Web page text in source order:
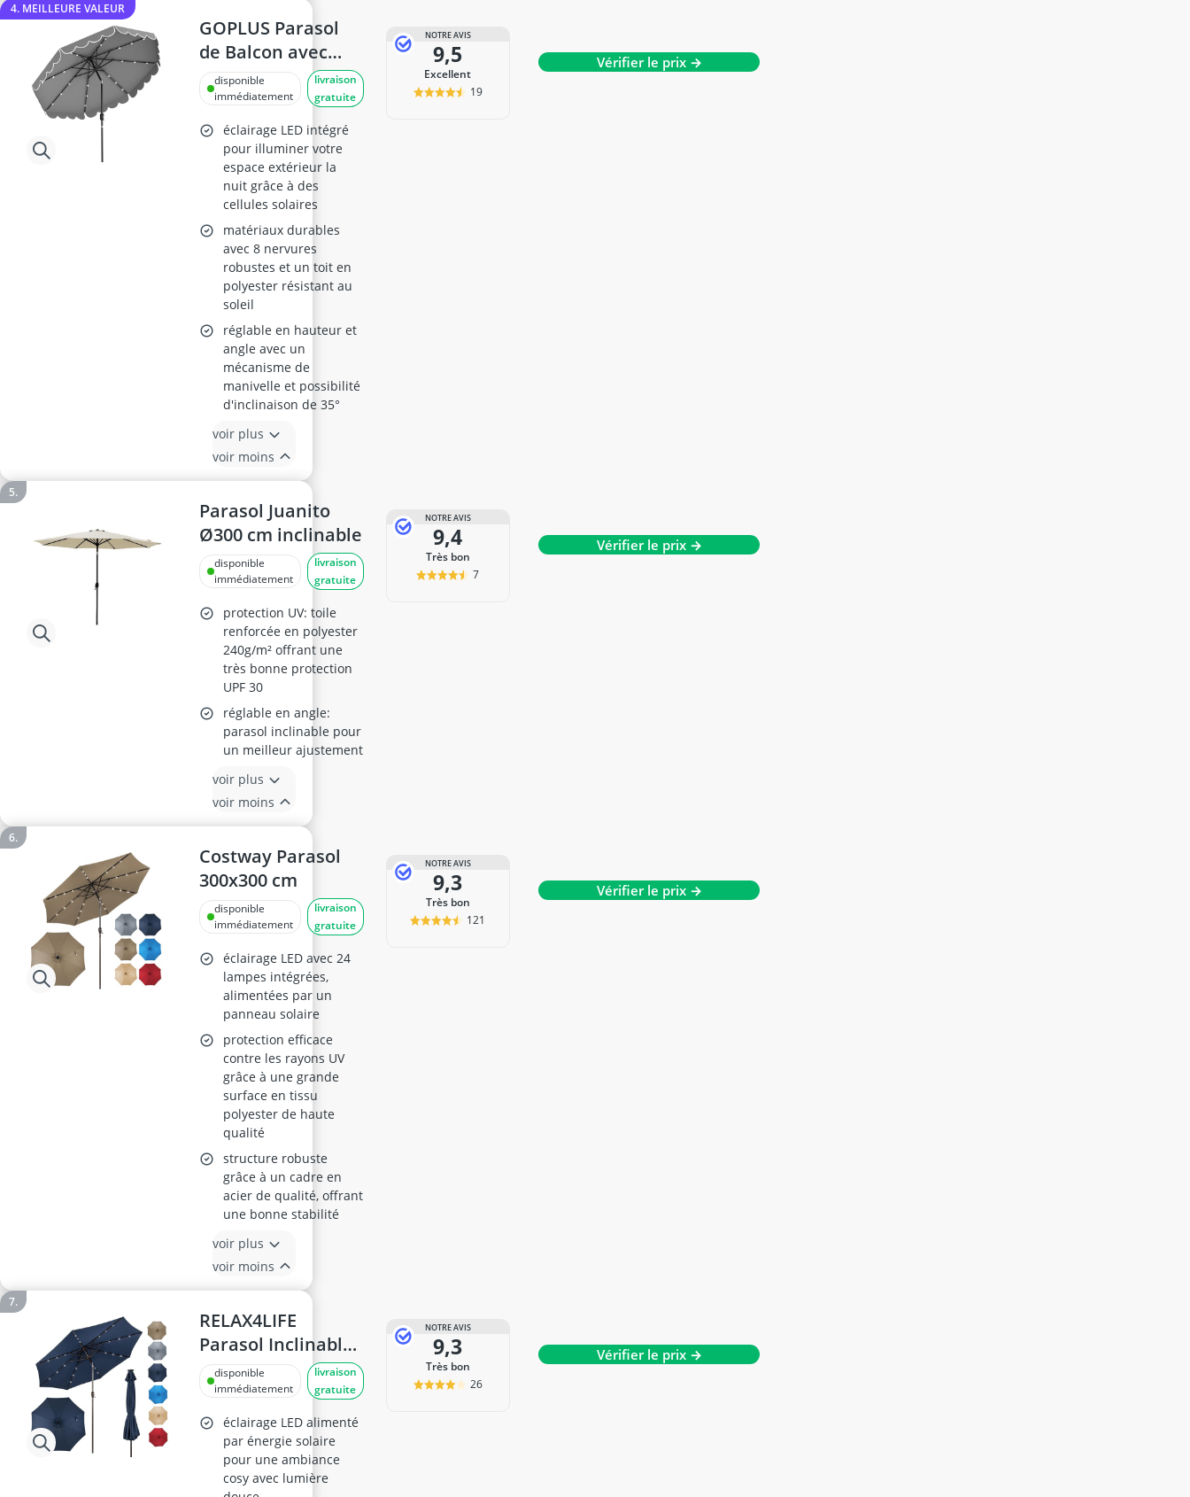
4. MEILLEURE VALEUR
GOPLUS Parasol
de Balcon avec
Lumières, Gris
disponible
immédiatement
livraison
gratuite
éclairage LED intégré
pour illuminer votre
espace extérieur la
nuit grâce à des
cellules solaires
matériaux durables
avec 8 nervures
robustes et un toit en
polyester résistant au
soleil
réglable en hauteur et
angle avec un
mécanisme de
manivelle et possibilité
d'inclinaison de 35°
voir plus
voir moins
NOTRE AVIS
9,5
Excellent
19
Vérifier le prix →
Parasol Juanito
Ø300 cm inclinable
disponible
immédiatement
livraison
gratuite
protection UV: toile
renforcée en polyester
240g/m² offrant une
très bonne protection
UPF 30
réglable en angle:
parasol inclinable pour
un meilleur ajustement
voir plus
voir moins
NOTRE AVIS
9,4
Très bon
7
Vérifier le prix →
Costway Parasol
300x300 cm
disponible
immédiatement
livraison
gratuite
éclairage LED avec 24
lampes intégrées,
alimentées par un
panneau solaire
protection efficace
contre les rayons UV
grâce à une grande
surface en tissu
polyester de haute
qualité
structure robuste
grâce à un cadre en
acier de qualité, offrant
une bonne stabilité
voir plus
voir moins
NOTRE AVIS
9,3
Très bon
121
Vérifier le prix →
RELAX4LIFE
Parasol Inclinable
LED 3M
disponible
immédiatement
livraison
gratuite
éclairage LED alimenté
par énergie solaire
pour une ambiance
cosy avec lumière
NOTRE AVIS
9,3
Très bon
26
Vérifier le prix →